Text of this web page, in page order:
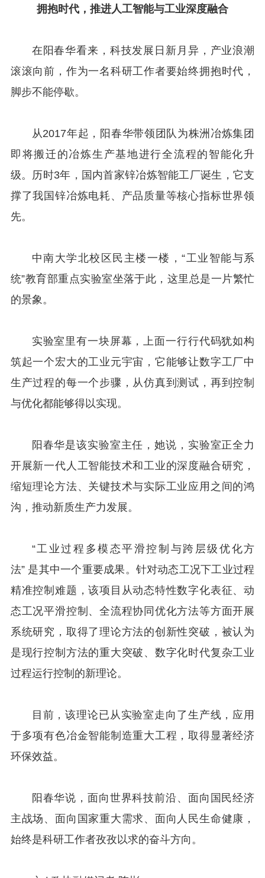
拥抱时代，推进人工智能与工业深度融合
在阳春华看来，科技发展日新月异，产业浪潮
滚滚向前，作为一名科研工作者要始终拥抱时代，
脚步不能停歇。
从2017年起，阳春华带领团队为株洲冶炼集团
即将搬迁的冶炼生产基地进行全流程的智能化升
级。历时3年，国内首家锌冶炼智能工厂诞生，它支
撑了我国锌冶炼电耗、产品质量等核心指标世界领
先。
中南大学北校区民主楼一楼，“工业智能与系
统”教育部重点实验室坐落于此，这里总是一片繁忙
的景象。
实验室里有一块屏幕，上面一行行代码犹如构
筑起一个宏大的工业元宇宙，它能够让数字工厂中
生产过程的每一个步骤，从仿真到测试，再到控制
与优化都能够得以实现。
阳春华是该实验室主任，她说，实验室正全力
开展新一代人工智能技术和工业的深度融合研究，
缩短理论方法、关键技术与实际工业应用之间的鸿
沟，推动新质生产力发展。
“工业过程多模态平滑控制与跨层级优化方
法” 是其中一个重要成果。针对动态工况下工业过程
精准控制难题，该项目从动态特性数字化表征、动
态工况平滑控制、全流程协同优化方法等方面开展
系统研究，取得了理论方法的创新性突破，被认为
是现行控制方法的重大突破、数字化时代复杂工业
过程运行控制的新理论。
目前，该理论已从实验室走向了生产线，应用
于多项有色冶金智能制造重大工程，取得显著经济
环保效益。
阳春华说，面向世界科技前沿、面向国民经济
主战场、面向国家重大需求、面向人民生命健康，
始终是科研工作者孜孜以求的奋斗方向。